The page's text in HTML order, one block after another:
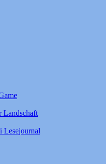
Landschaft
Lesejournal